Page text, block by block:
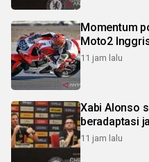
Momentum
Moto2
11 jam lalu
Xabi Alonso
beradaptasi
11 jam lalu